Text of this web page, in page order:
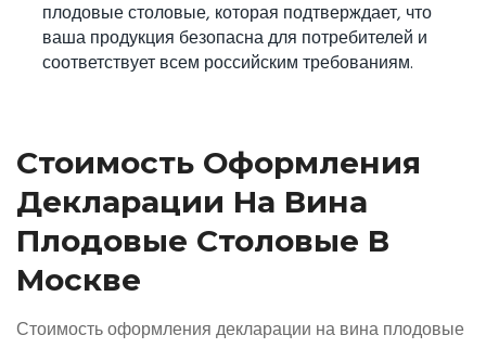
плодовые столовые, которая подтверждает, что
ваша продукция безопасна для потребителей и
соответствует всем российским требованиям.
Стоимость Оформления
Декларации На Вина
Плодовые Столовые В
Москве
Стоимость оформления декларации на вина плодовые